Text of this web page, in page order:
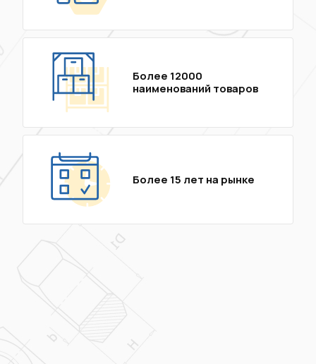
Более 12000
наименований товаров
Более 15 лет на рынке